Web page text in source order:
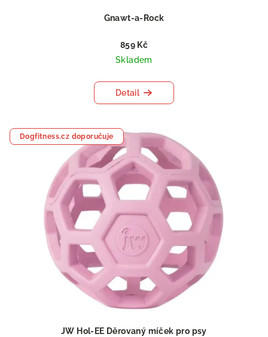
Gnawt-a-Rock
859 Kč
Skladem
Detail
Dogfitness.cz doporučuje
JW Hol-EE Děrovaný míček pro psy